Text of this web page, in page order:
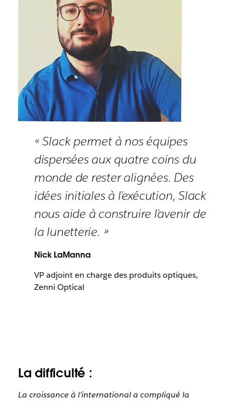
« Slack permet à nos équipes
dispersées aux quatre coins du
monde de rester alignées. Des
idées initiales à l’exécution, Slack
nous aide à construire l’avenir de
la lunetterie. »
Nick LaManna
VP adjoint en charge des produits optiques,
Zenni Optical
La difficulté :
La croissance à l’international a compliqué la